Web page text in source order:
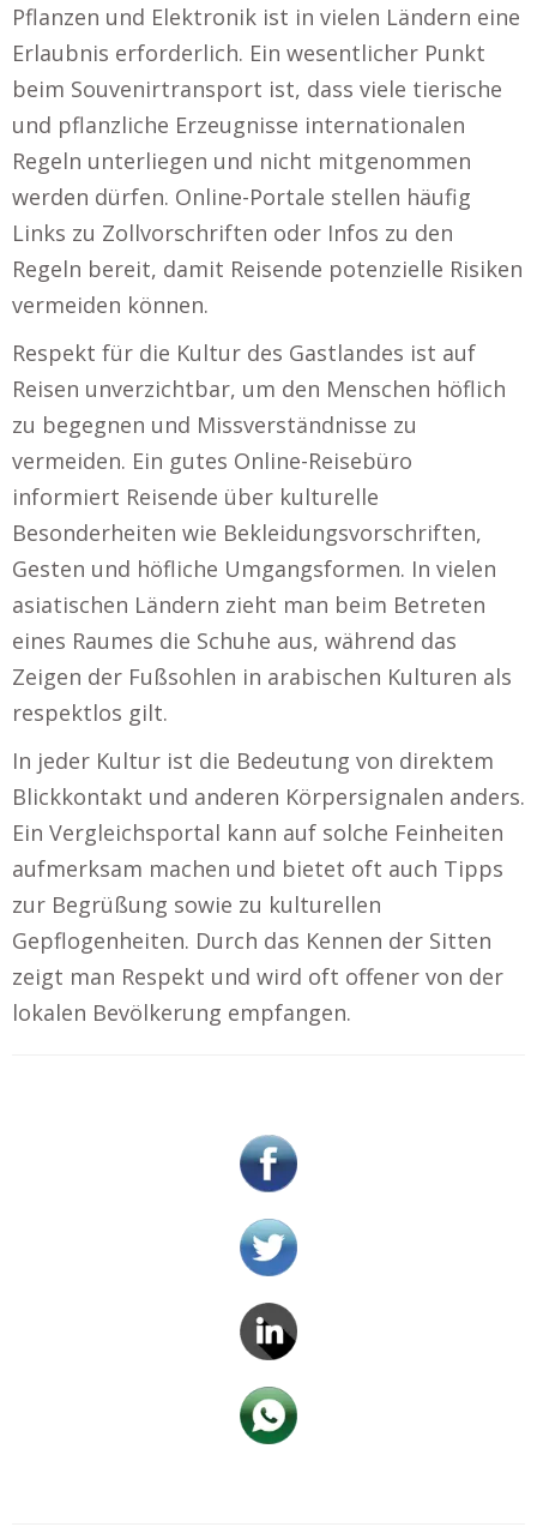
Pflanzen und Elektronik ist in vielen Ländern eine
Erlaubnis erforderlich. Ein wesentlicher Punkt
beim Souvenirtransport ist, dass viele tierische
und pflanzliche Erzeugnisse internationalen
Regeln unterliegen und nicht mitgenommen
werden dürfen. Online-Portale stellen häufig
Links zu Zollvorschriften oder Infos zu den
Regeln bereit, damit Reisende potenzielle Risiken
vermeiden können.
Respekt für die Kultur des Gastlandes ist auf
Reisen unverzichtbar, um den Menschen höflich
zu begegnen und Missverständnisse zu
vermeiden. Ein gutes Online-Reisebüro
informiert Reisende über kulturelle
Besonderheiten wie Bekleidungsvorschriften,
Gesten und höfliche Umgangsformen. In vielen
asiatischen Ländern zieht man beim Betreten
eines Raumes die Schuhe aus, während das
Zeigen der Fußsohlen in arabischen Kulturen als
respektlos gilt.
In jeder Kultur ist die Bedeutung von direktem
Blickkontakt und anderen Körpersignalen anders.
Ein Vergleichsportal kann auf solche Feinheiten
aufmerksam machen und bietet oft auch Tipps
zur Begrüßung sowie zu kulturellen
Gepflogenheiten. Durch das Kennen der Sitten
zeigt man Respekt und wird oft offener von der
lokalen Bevölkerung empfangen.